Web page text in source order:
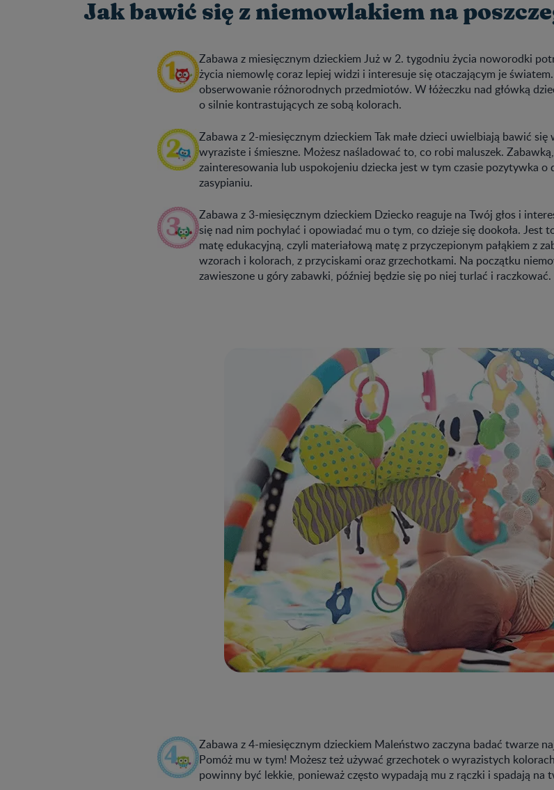
Jak bawić się z niemowlakiem na
Zabawa z miesięcznym dzieckiem Już w 2. tygodniu życia noworodki
życia niemowlę coraz lepiej widzi i interesuje się otaczającym je
obserwowanie różnorodnych przedmiotów. W łóżeczku nad główką
o silnie kontrastujących ze sobą kolorach.
Zabawa z 2-miesięcznym dzieckiem Tak małe dzieci uwielbiają bawić
wyraziste i śmieszne. Możesz naśladować to, co robi maluszek.
zainteresowania lub uspokojeniu dziecka jest w tym czasie pozytywka
zasypianiu.
Zabawa z 3-miesięcznym dzieckiem Dziecko reaguje na Twój głos i
się nad nim pochylać i opowiadać mu o tym, co dzieje się dookoła. Jest
matę edukacyjną, czyli materiałową matę z przyczepionym pałąkiem z
wzorach i kolorach, z przyciskami oraz grzechotkami. Na początku
zawieszone u góry zabawki, później będzie się po niej turlać i raczkować.
Zabawa z 4-miesięcznym dzieckiem Maleństwo zaczyna badać twarze
Pomóż mu w tym! Możesz też używać grzechotek o wyrazistych
powinny być lekkie, ponieważ często wypadają mu z rączki i spadają na